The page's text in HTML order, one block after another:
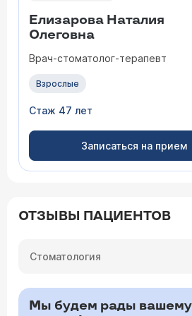
Елизарова Наталия
Олеговна
Врач-стоматолог-терапевт
Взрослые
Стаж 47 лет
Записаться на прием
ОТЗЫВЫ ПАЦИЕНТОВ
Стоматология
Мы будем рады вашему